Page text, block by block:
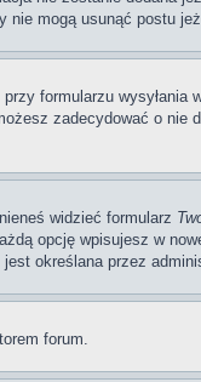
mogą usunąć postu
przy formularzu wysyłania
zadecydować o nie
widzieć formularz
opcję wpisujesz w
określana przez
forum.